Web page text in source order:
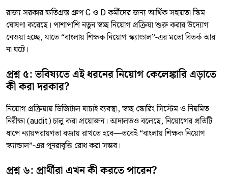
রাজ্য সরকার ক্ষতিগ্রস্ত গ্রুপ C ও D কর্মীদের জন্য আর্থিক সহায়তা স্কিম
ঘোষণা করেছে। পাশাপাশি নতুন স্বচ্ছ নিয়োগ প্রক্রিয়া শুরু করার উদ্যোগ
নেওয়া হচ্ছে, যাতে “বাংলায় শিক্ষক নিয়োগ স্ক্যান্ডাল”-এর মতো বিতর্ক আর
না ঘটে।
প্রশ্ন ৫: ভবিষ্যতে এই ধরনের নিয়োগ কেলেঙ্কারি এড়াতে
কী করা দরকার?
নিয়োগ প্রক্রিয়ায় ডিজিটাল যাচাই ব্যবস্থা, স্বচ্ছ স্কোরিং সিস্টেম ও নিয়মিত
নিরীক্ষা (audit) চালু করা প্রয়োজন। আদালতও বলেছে, নিয়োগের প্রতিটি
ধাপে ন্যায়পরায়ণতা বজায় রাখতে হবে—তবেই “বাংলায় শিক্ষক নিয়োগ
স্ক্যান্ডাল”-এর পুনরাবৃত্তি রোধ করা সম্ভব।
প্রশ্ন ৬: প্রার্থীরা এখন কী করতে পারেন?